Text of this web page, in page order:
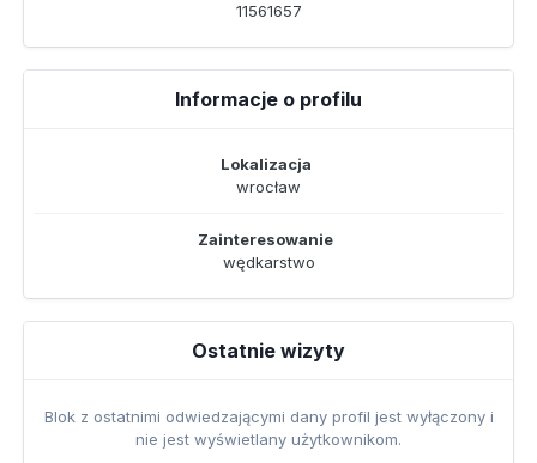
11561657
Informacje o profilu
Lokalizacja
wrocław
Zainteresowanie
wędkarstwo
Ostatnie wizyty
Blok z ostatnimi odwiedzającymi dany profil jest wyłączony i
nie jest wyświetlany użytkownikom.